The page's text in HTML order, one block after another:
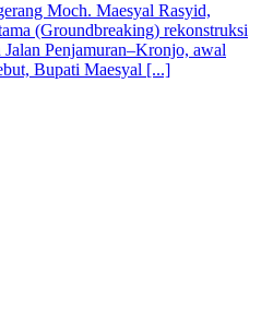
Moch. Maesyal Rasyid,
(Groundbreaking) rekonstruksi
Penjamuran–Kronjo, awal
Bupati Maesyal [...]